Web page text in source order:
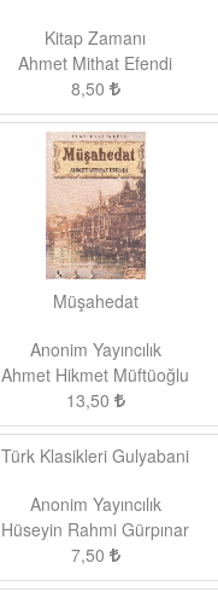
Kitap Zamanı
Ahmet Mithat Efendi
8,50
Müşahedat
Anonim Yayıncılık
Ahmet Hikmet Müftüoğlu
13,50
Türk Klasikleri Gulyabani
Anonim Yayıncılık
Hüseyin Rahmi Gürpınar
7,50